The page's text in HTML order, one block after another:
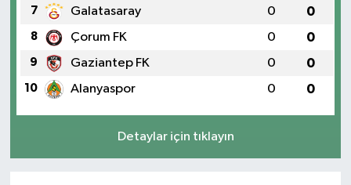
7 Galatasaray 0 0
8 Çorum FK 0 0
9 Gaziantep FK 0 0
10 Alanyaspor 0 0
Detaylar için tıklayın